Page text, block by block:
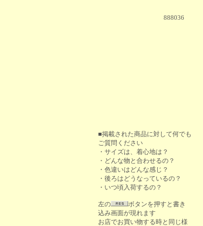
888036
■掲載された商品に対して何でも
ご質問ください
・サイズは、着心地は？
・どんな物と合わせるの？
・色違いはどんな感じ？
・後ろはどうなっているの？
・いつ頃入荷するの？
左の
ボタンを押すと書き
込み画面が現れます
お店でお買い物する時と同じ様